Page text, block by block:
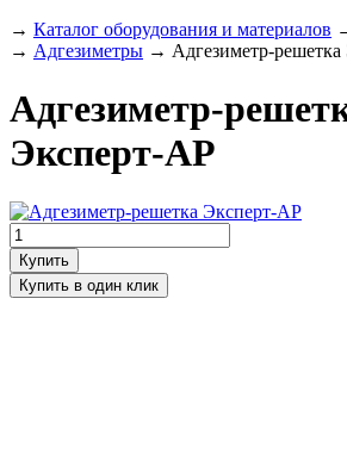
→ Каталог оборудования и материалов
→ Адгезиметры → Адгезиметр-
Адгезиметр-
Эксперт-АР